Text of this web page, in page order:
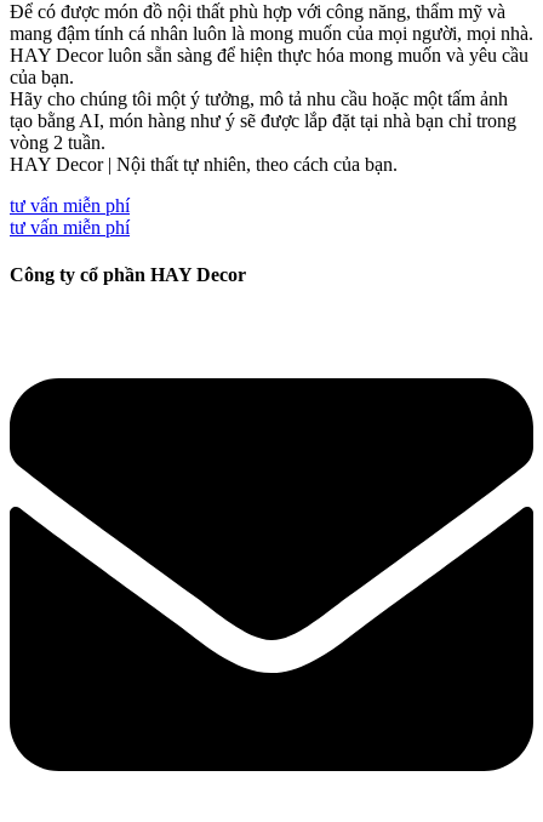
Để có được món đồ nội thất phù hợp với công năng, thẩm mỹ và
mang đậm tính cá nhân luôn là mong muốn của mọi người, mọi nhà.
HAY Decor luôn sẵn sàng để hiện thực hóa mong muốn và yêu cầu
của bạn.
Hãy cho chúng tôi một ý tưởng, mô tả nhu cầu hoặc một tấm ảnh
tạo bằng AI, món hàng như ý sẽ được lắp đặt tại nhà bạn chỉ trong
vòng 2 tuần.
HAY Decor | Nội thất tự nhiên, theo cách của bạn.
tư vấn miễn phí
tư vấn miễn phí
Công ty cổ phần HAY Decor